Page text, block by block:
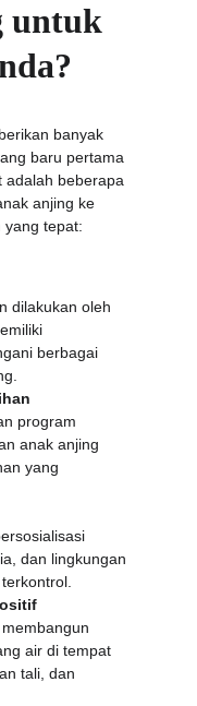
untuk
banyak
baru pertama
adalah beberapa
anjing ke
yang tepat:
dilakukan oleh
berbagai
program
anak anjing
yang
dan lingkungan
air di tempat
tali, dan